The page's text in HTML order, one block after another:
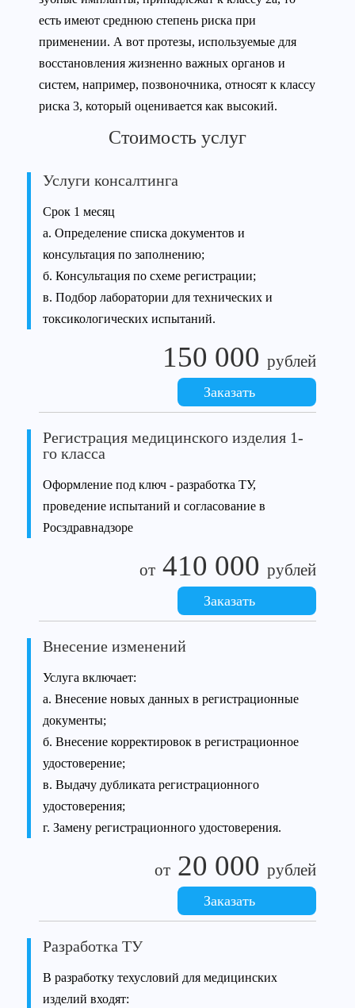
есть имеют среднюю степень риска при
применении. А вот протезы, используемые для
восстановления жизненно важных органов и
систем, например, позвоночника, относят к классу
риска 3, который оценивается как высокий.
Стоимость услуг
Услуги консалтинга
Срок 1 месяц
а. Определение списка документов и
консультация по заполнению;
б. Консультация по схеме регистрации;
в. Подбор лаборатории для технических и
токсикологических испытаний.
150 000 рублей
Заказать
Регистрация медицинского изделия 1-
го класса
Оформление под ключ - разработка ТУ,
проведение испытаний и согласование в
Росздравнадзоре
от 410 000 рублей
Заказать
Внесение изменений
Услуга включает:
а. Внесение новых данных в регистрационные
документы;
б. Внесение корректировок в регистрационное
удостоверение;
в. Выдачу дубликата регистрационного
удостоверения;
г. Замену регистрационного удостоверения.
от 20 000 рублей
Заказать
Разработка ТУ
В разработку техусловий для медицинских
изделий входят: